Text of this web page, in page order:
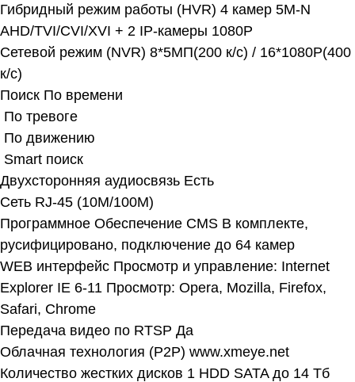
Гибридный режим работы (HVR) 4 камер 5M-N
AHD/TVI/CVI/XVI + 2 IP-камеры 1080P
Сетевой режим (NVR) 8*5МП(200 к/с) / 16*1080P(400
к/с)
Поиск По времени
По тревоге
По движению
Smart поиск
Двухсторонняя аудиосвязь Есть
Сеть RJ-45 (10M/100М)
Программное Обеспечение CMS В комплекте,
русифицировано, подключение до 64 камер
WEB интерфейс Просмотр и управление: Internet
Explorer IE 6-11 Просмотр: Opera, Mozilla, Firefox,
Safari, Chrome
Передача видео по RTSP Да
Облачная технология (P2P) www.xmeye.net
Количество жестких дисков 1 HDD SATA до 14 Тб